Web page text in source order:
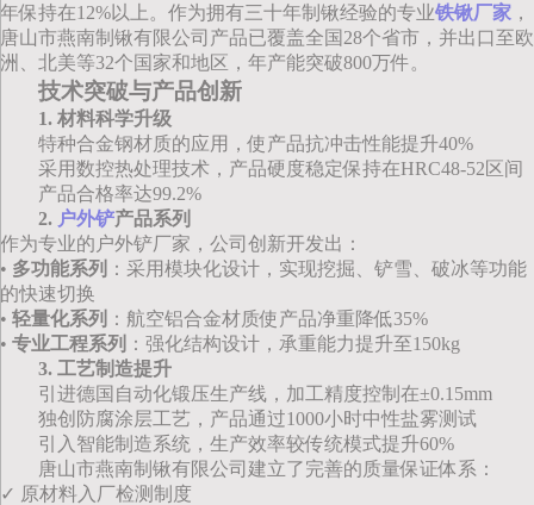
年保持在12%以上。作为拥有三十年制锹经验的专业铁锹厂家 ，
唐山市燕南制锹有限公司产品已覆盖全国28个省市，并出口至欧
洲、北美等32个国家和地区，年产能突破800万件。
技术突破与产品创新
1. 材料科学升级
特种合金钢材质的应用，使产品抗冲击性能提升40%
采用数控热处理技术，产品硬度稳定保持在HRC48-52区间
产品合格率达99.2%
2. 户外铲产品系列
作为专业的户外铲厂家，公司创新开发出：
• 多功能系列 ：采用模块化设计，实现挖掘、铲雪、破冰等功能
的快速切换
• 轻量化系列 ：航空铝合金材质使产品净重降低35%
• 专业工程系列 ：强化结构设计，承重能力提升至150kg
3. 工艺制造提升
引进德国自动化锻压生产线，加工精度控制在±0.15mm
独创防腐涂层工艺，产品通过1000小时中性盐雾测试
引入智能制造系统，生产效率较传统模式提升60%
唐山市燕南制锹有限公司建立了完善的质量保证体系：
✓ 原材料入厂检测制度